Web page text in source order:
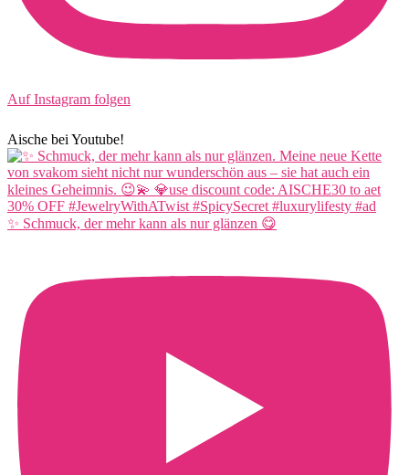
Auf Instagram folgen
Aische bei Youtube!
✨ Schmuck, der mehr kann als nur glänzen 😋